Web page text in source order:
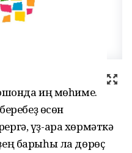
иң мөһиме.
өсөн
үҙ-ара хөрмәткә
барыһы ла дөрөҫ